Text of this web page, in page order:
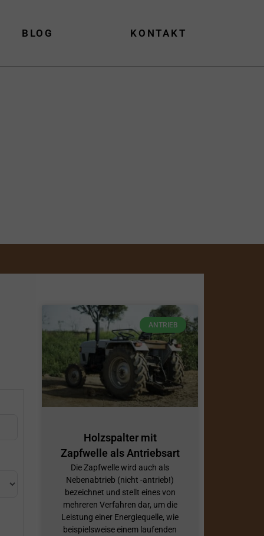
BLOG KONTAKT
ANTRIEB
Holzspalter mit
Zapfwelle als Antriebsart
Die Zapfwelle wird auch als
Nebenabtrieb (nicht -antrieb!)
bezeichnet und stellt eines von
mehreren Verfahren dar, um die
Leistung einer Energiequelle, wie
beispielsweise einem laufenden